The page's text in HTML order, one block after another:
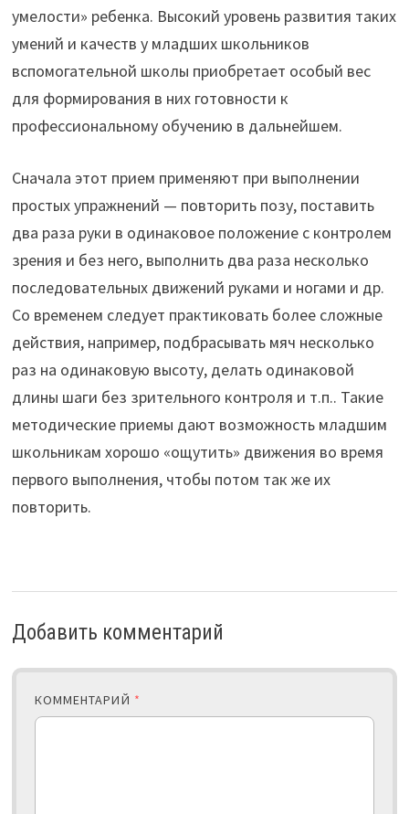
умелости» ребенка. Высокий уровень развития таких
умений и качеств у младших школьников
вспомогательной школы приобретает особый вес
для формирования в них готовности к
профессиональному обучению в дальнейшем.
Сначала этот прием применяют при выполнении
простых упражнений — повторить позу, поставить
два раза руки в одинаковое положение с контролем
зрения и без него, выполнить два раза несколько
последовательных движений руками и ногами и др.
Со временем следует практиковать более сложные
действия, например, подбрасывать мяч несколько
раз на одинаковую высоту, делать одинаковой
длины шаги без зрительного контроля и т.п.. Такие
методические приемы дают возможность младшим
школьникам хорошо «ощутить» движения во время
первого выполнения, чтобы потом так же их
повторить.
Добавить комментарий
КОММЕНТАРИЙ *